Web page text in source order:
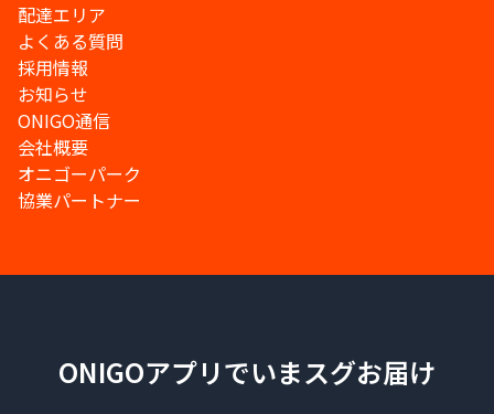
配達エリア
よくある質問
採用情報
お知らせ
ONIGO通信
会社概要
オニゴーパーク
協業パートナー
ONIGOアプリでいまスグお届け